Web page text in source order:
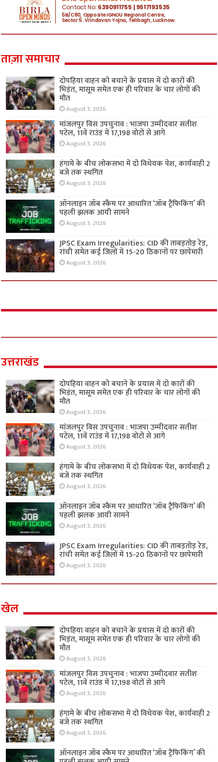
ताज़ा समाचार
दोपहिया वाहन को बचाने के प्रयास में दो कारों की
भिड़ंत, मासूम समेत एक ही परिवार के चार लोगों की
मौत
August 3, 2026
मांजलपुर विस उपचुनाव : भाजपा उम्मीदवार सतीश
पटेल, 11वें राउंड में 17,198 वोटों से आगे
August 3, 2026
हंगामे के बीच लोकसभा में दो विधेयक पेश, कार्यवाही 2
बजे तक स्थगित
August 3, 2026
ऑनलाइन जॉब स्कैम पर आधारित ‘जॉब ट्रैफिकिंग’ की
पहली झलक आयी सामने
August 3, 2026
JPSC Exam Irregularities: CID की ताबड़तोड़ रेड,
रांची समेत कई जिलों में 15-20 ठिकानों पर छापेमारी
August 3, 2026
उत्तराखंड
दोपहिया वाहन को बचाने के प्रयास में दो कारों की
भिड़ंत, मासूम समेत एक ही परिवार के चार लोगों की
मौत
August 3, 2026
मांजलपुर विस उपचुनाव : भाजपा उम्मीदवार सतीश
पटेल, 11वें राउंड में 17,198 वोटों से आगे
August 3, 2026
हंगामे के बीच लोकसभा में दो विधेयक पेश, कार्यवाही 2
बजे तक स्थगित
August 3, 2026
ऑनलाइन जॉब स्कैम पर आधारित ‘जॉब ट्रैफिकिंग’ की
पहली झलक आयी सामने
August 3, 2026
JPSC Exam Irregularities: CID की ताबड़तोड़ रेड,
रांची समेत कई जिलों में 15-20 ठिकानों पर छापेमारी
August 3, 2026
खेल
दोपहिया वाहन को बचाने के प्रयास में दो कारों की
भिड़ंत, मासूम समेत एक ही परिवार के चार लोगों की
मौत
August 3, 2026
मांजलपुर विस उपचुनाव : भाजपा उम्मीदवार सतीश
पटेल, 11वें राउंड में 17,198 वोटों से आगे
August 3, 2026
हंगामे के बीच लोकसभा में दो विधेयक पेश, कार्यवाही 2
बजे तक स्थगित
August 3, 2026
ऑनलाइन जॉब स्कैम पर आधारित ‘जॉब ट्रैफिकिंग’ की